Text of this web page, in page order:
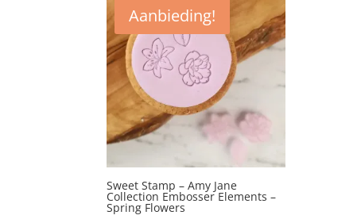
Aanbieding!
Sweet Stamp – Amy Jane
Collection Embosser Elements –
Spring Flowers